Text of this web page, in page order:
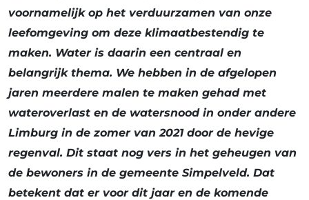
voornamelijk op het verduurzamen van onze
leefomgeving om deze klimaatbestendig te
maken. Water is daarin een centraal en
belangrijk thema. We hebben in de afgelopen
jaren meerdere malen te maken gehad met
wateroverlast en de watersnood in onder andere
Limburg in de zomer van 2021 door de hevige
regenval. Dit staat nog vers in het geheugen van
de bewoners in de gemeente Simpelveld. Dat
betekent dat er voor dit jaar en de komende